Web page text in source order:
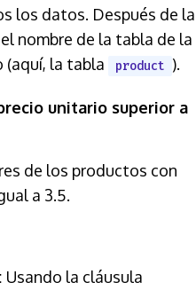
los datos. Después de la
nombre de la tabla de la
(aquí, la tabla
product ).
unitario superior a
de los productos con
a 3.5.
Usando la cláusula